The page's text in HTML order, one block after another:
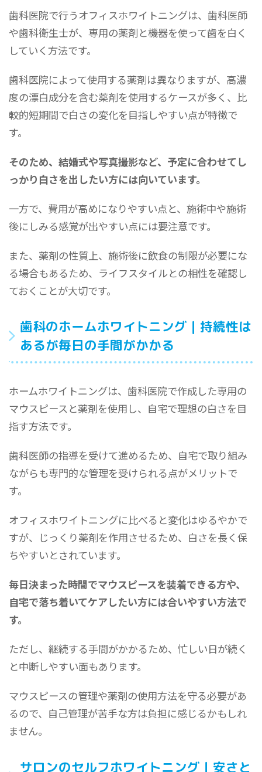
歯科医院で行うオフィスホワイトニングは、歯科医師
や歯科衛生士が、専用の薬剤と機器を使って歯を白く
していく方法です。
歯科医院によって使用する薬剤は異なりますが、高濃
度の漂白成分を含む薬剤を使用するケースが多く、比
較的短期間で白さの変化を目指しやすい点が特徴で
す。
そのため、結婚式や写真撮影など、予定に合わせてし
っかり白さを出したい方には向いています。
一方で、費用が高めになりやすい点と、施術中や施術
後にしみる感覚が出やすい点には要注意です。
また、薬剤の性質上、施術後に飲食の制限が必要にな
る場合もあるため、ライフスタイルとの相性を確認し
ておくことが大切です。
歯科のホームホワイトニング｜持続性は
あるが毎日の手間がかかる
ホームホワイトニングは、歯科医院で作成した専用の
マウスピースと薬剤を使用し、自宅で理想の白さを目
指す方法です。
歯科医師の指導を受けて進めるため、自宅で取り組み
ながらも専門的な管理を受けられる点がメリットで
す。
オフィスホワイトニングに比べると変化はゆるやかで
すが、じっくり薬剤を作用させるため、白さを長く保
ちやすいとされています。
毎日決まった時間でマウスピースを装着できる方や、
自宅で落ち着いてケアしたい方には合いやすい方法で
す。
ただし、継続する手間がかかるため、忙しい日が続く
と中断しやすい面もあります。
マウスピースの管理や薬剤の使用方法を守る必要があ
るので、自己管理が苦手な方は負担に感じるかもしれ
ません。
サロンのセルフホワイトニング｜安さと